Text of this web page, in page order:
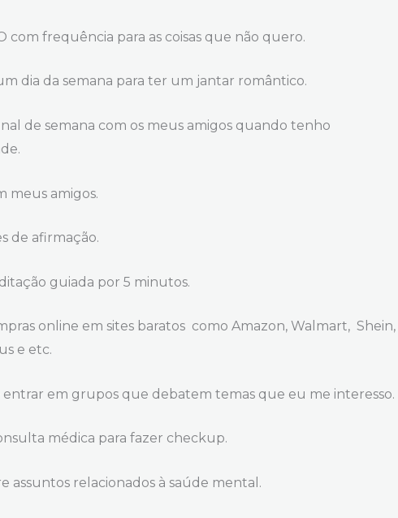
com frequência para as coisas que não quero.
dia da semana para ter um jantar romântico.
de semana com os meus amigos quando tenho
meus amigos.
de afirmação.
guiada por 5 minutos.
online em sites baratos como Amazon, Walmart, Shein,
e etc.
entrar em grupos que debatem temas que eu me interesso.
médica para fazer checkup.
assuntos relacionados à saúde mental.